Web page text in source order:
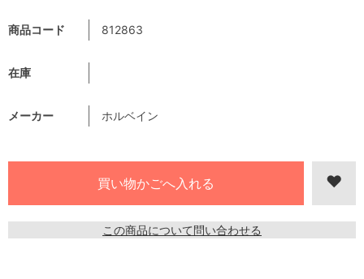
商品コード 812863
在庫
メーカー ホルベイン
この商品について問い合わせる